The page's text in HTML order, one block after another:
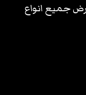
جميع انواع